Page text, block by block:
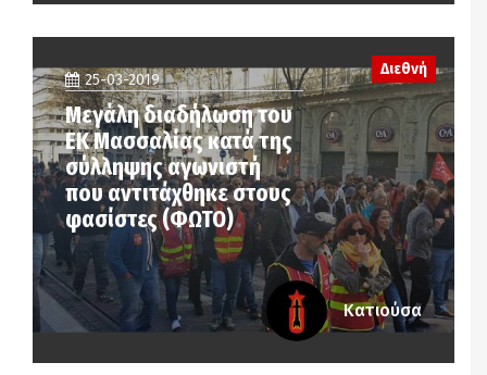
25-03-2019
Μεγάλη διαδήλωση του
ΕΚ Μασσαλίας κατά της
σύλληψης αγωνιστή
που αντιτάχθηκε στους
φασίστες (ΦΩΤΟ)
Διεθνή
Κατιούσα